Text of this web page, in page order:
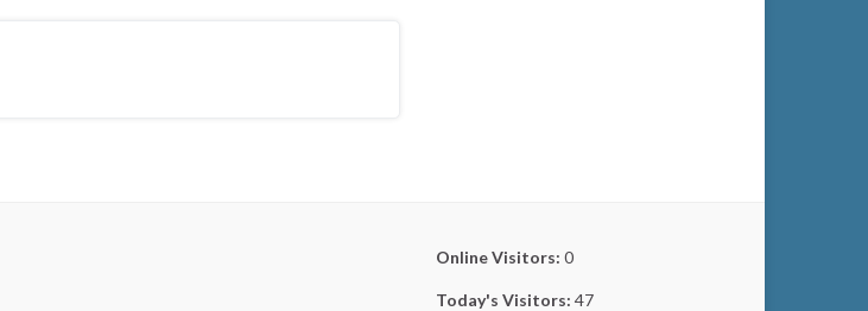
Online Visitors: 0
Today's Visitors: 47